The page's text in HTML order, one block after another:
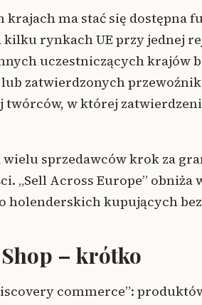
ma stać się dostępna
kilku rynkach UE przy jednej
uczestniczących krajów
zatwierdzonych
w której
wielu sprzedawców krok za
„Sell Across Europe” obniża
holenderskich kupujących
Shop – krótko
commerce”: